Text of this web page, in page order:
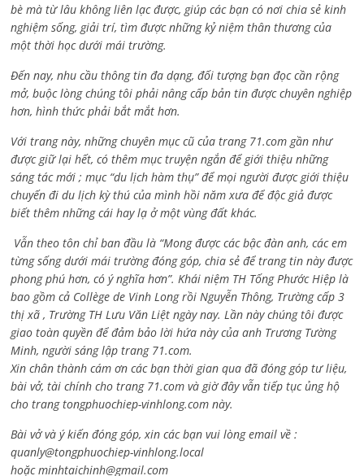
bè mà từ lâu không liên lạc được, giúp các bạn có nơi chia sẻ kinh
nghiệm sống, giải trí, tìm được những kỷ niệm thân thương của
một thời học dưới mái trường.
Đến nay, nhu cầu thông tin đa dạng, đối tượng bạn đọc cần rộng
mở, buộc lòng chúng tôi phải nâng cấp bản tin được chuyên nghiệp
hơn, hình thức phải bắt mắt hơn.
Với trang này, những chuyên mục cũ của trang 71.com gần như
được giữ lại hết, có thêm mục truyện ngắn để giới thiệu những
sáng tác mới ; mục “du lịch hàm thụ” để mọi người được giới thiệu
chuyến đi du lịch kỳ thú của mình hồi năm xưa để độc giả được
biết thêm những cái hay lạ ở một vùng đất khác.
Vẫn theo tôn chỉ ban đầu là “Mong được các bậc đàn anh, các em
từng sống dưới mái trường đóng góp, chia sẻ để trang tin này được
phong phú hơn, có ý nghĩa hơn”. Khái niệm TH Tống Phước Hiệp là
bao gồm cả Collège de Vinh Long rồi Nguyễn Thông, Trường cấp 3
thị xã , Trường TH Lưu Văn Liệt ngày nay. Lần này chúng tôi được
giao toàn quyền để đảm bảo lời hứa này của anh Trương Tường
Minh, người sáng lập trang 71.com.
Xin chân thành cám ơn các bạn thời gian qua đã đóng góp tư liệu,
bài vở, tài chính cho trang 71.com và giờ đây vẫn tiếp tục ủng hộ
cho trang tongphuochiep-vinhlong.com này.
Bài vở và ý kiến đóng góp, xin các bạn vui lòng email về :
quanly@tongphuochiep-vinhlong.local
hoặcminhtaichinh@gmail.com